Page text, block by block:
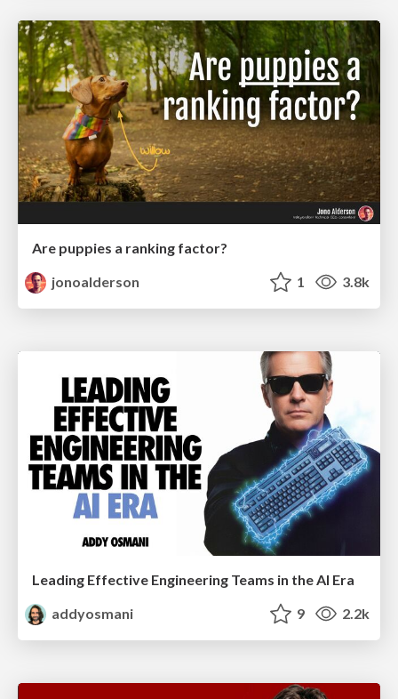
Are puppies a ranking factor?
jonoalderson
1 3.8k
Leading Effective Engineering Teams in the AI Era
addyosmani
9 2.2k